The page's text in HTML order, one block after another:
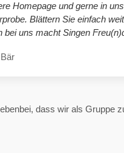
Homepage und gerne in
Blättern Sie einfach
bei uns macht Singen
dass wir als Gruppe